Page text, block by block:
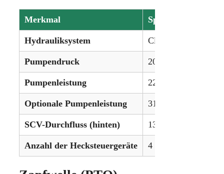
Merkmal Spezifikation
Hydrauliksystem Closed-Center PFC
Pumpendruck 204,0 bar (2.958 psi)
Pumpenleistung 227,1 l/min (60
Optionale Pumpenleistung 317,9 l/min (84
SCV-Durchfluss (hinten) 132,5 l/min (35
Anzahl der Hecksteuergeräte 4 bis 6